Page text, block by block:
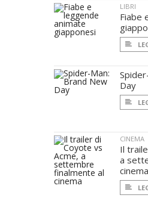
LIBRI
Fiabe
Day
CINEMA
Il
a
cinema